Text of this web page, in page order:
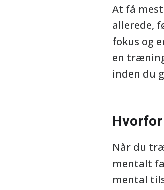
At få
allerede,
fokus og
en
inden du
Når du
mentalt
mental